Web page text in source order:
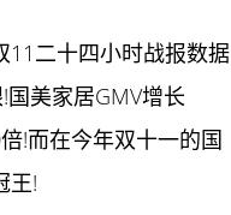
11二十四小时战报数据
美家居GMV增长
!而在今年双十一的国
王!